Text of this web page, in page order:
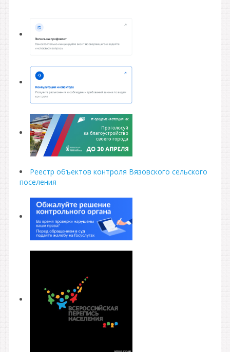
Реестр объектов контроля Вязовского сельского
поселения